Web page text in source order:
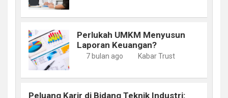
Perlukah UMKM Menyusun
Laporan Keuangan?
7 bulan ago Kabar Trust
Peluang Karir di Bidang Teknik Industri: